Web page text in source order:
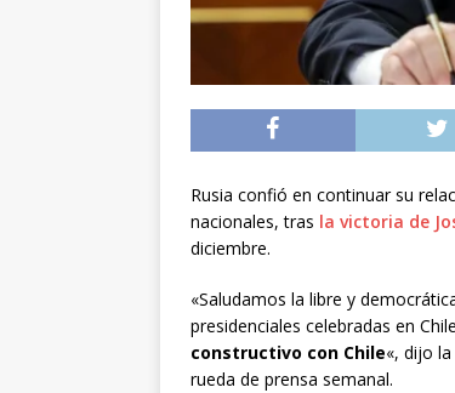
Rusia confió en continuar su
nacionales, tras la victoria de
diciembre.
«Saludamos la libre y
presidenciales celebradas en
constructivo con Chile«, dijo
rueda de prensa semanal.